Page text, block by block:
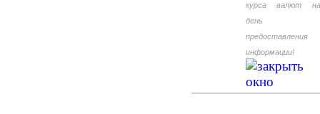
курса валют на
день
предоставления
информации!